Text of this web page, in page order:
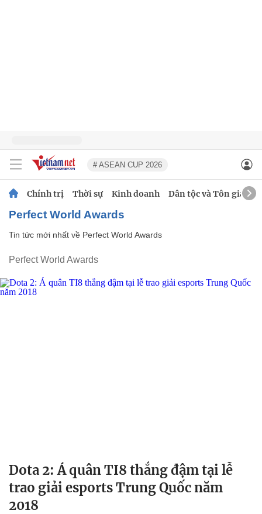
# ASEAN CUP 2026
Chính trị Thời sự Kinh doanh Dân tộc và Tôn giáo
Perfect World Awards
Tin tức mới nhất về Perfect World Awards
Perfect World Awards
Dota 2: Á quân TI8 thắng đậm tại lễ
trao giải esports Trung Quốc năm
2018